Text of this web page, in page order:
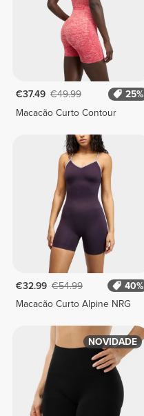
€37.49 €49.99
25%
Macacão Curto Contour
€32.99 €54.99
40%
Macacão Curto Alpine NRG
NOVIDADE